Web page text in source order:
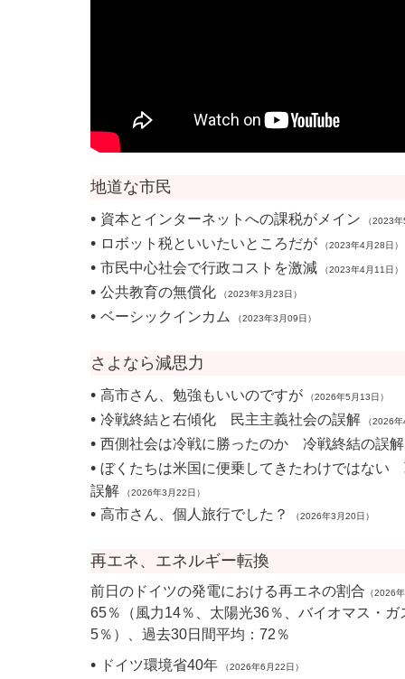
地道な市民
• 資本とインターネットへの課税がメイン （2023
• ロボット税といいたいところだが （2023年4月28日）
• 市民中心社会で行政コストを激減 （2023年4月11日）
• 公共教育の無償化 （2023年3月23日）
• ベーシックインカム （2023年3月09日）
さよなら減思力
• 高市さん、勉強もいいのですが （2026年5月13日）
• 冷戦終結と右傾化 民主主義社会の誤解 （2026
• 西側社会は冷戦に勝ったのか 冷戦終結の誤解
• ぼくたちは米国に便乗してきたわけではない
誤解 （2026年3月22日）
• 高市さん、個人旅行でした？ （2026年3月20日）
再エネ、エネルギー転換
前日のドイツの発電における再エネの割合 （2026
65％（風力14％、太陽光36％、バイオマス・ガ
5％）、過去30日間平均：72％
• ドイツ環境省40年 （2026年6月22日）